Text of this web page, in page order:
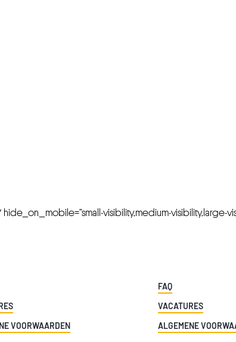
visibility,medium-visibility,large-
VOORWAARDEN
FAQ
VACATURES
ALGEMENE